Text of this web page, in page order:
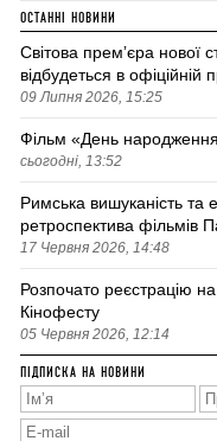
ОСТАННІ НОВИНИ
Світова премʼєра нової
відбудеться в
09 Липня 2026, 15:25
Фільм «День
сьогодні, 13:52
Римська вишуканість та
ретроспектива фільмів
17 Червня 2026, 14:48
Розпочато реєстрацію
Кінофесту
05 Червня 2026, 12:14
ПІДПИСКА НА НОВИНИ